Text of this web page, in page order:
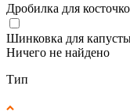
Дробилка для
Шинковка для
Ничего не найдено
Тип